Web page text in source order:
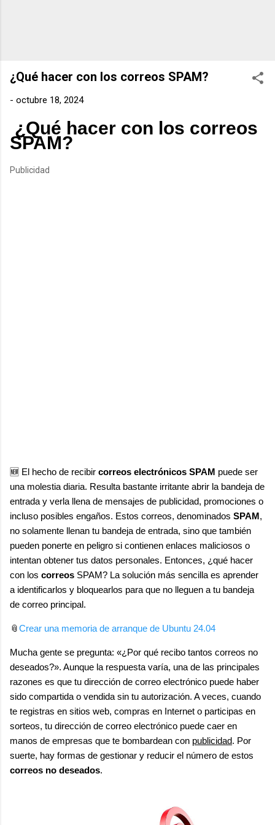
¿Qué hacer con los correos SPAM?
- octubre 18, 2024
¿Qué hacer con los correos
SPAM?
Publicidad
🆕 El hecho de recibir correos electrónicos SPAM puede ser
una molestia diaria. Resulta bastante irritante abrir la bandeja de
entrada y verla llena de mensajes de publicidad, promociones o
incluso posibles engaños. Estos correos, denominados SPAM,
no solamente llenan tu bandeja de entrada, sino que también
pueden ponerte en peligro si contienen enlaces maliciosos o
intentan obtener tus datos personales. Entonces, ¿qué hacer
con los correos SPAM? La solución más sencilla es aprender
a identificarlos y bloquearlos para que no lleguen a tu bandeja
de correo principal.
📎Crear una memoria de arranque de Ubuntu 24.04
Mucha gente se pregunta: «¿Por qué recibo tantos correos no
deseados?». Aunque la respuesta varía, una de las principales
razones es que tu dirección de correo electrónico puede haber
sido compartida o vendida sin tu autorización. A veces, cuando
te registras en sitios web, compras en Internet o participas en
sorteos, tu dirección de correo electrónico puede caer en
manos de empresas que te bombardean con publicidad. Por
suerte, hay formas de gestionar y reducir el número de estos
correos no deseados.